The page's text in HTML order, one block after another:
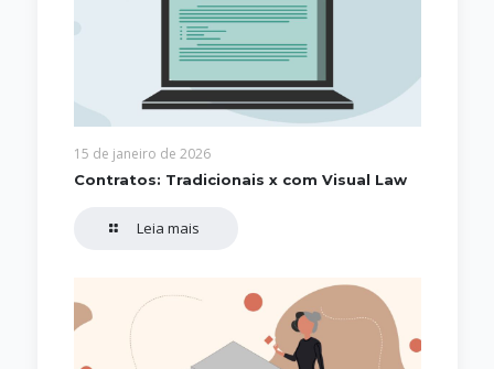
15 de janeiro de 2026
Contratos: Tradicionais x com Visual Law
Leia mais